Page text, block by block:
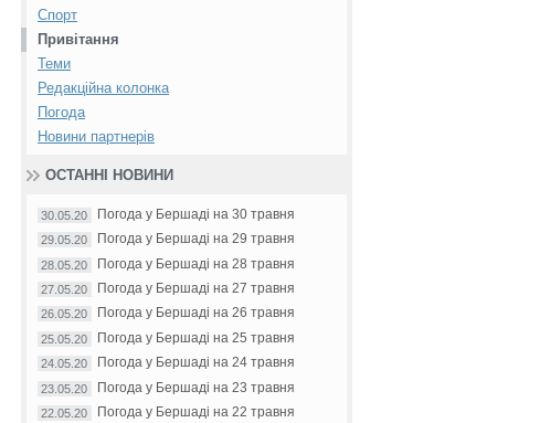
Спорт
Привітання
Теми
Редакційна колонка
Погода
Новини партнерів
ОСТАННІ НОВИНИ
30.05.20 Погода у Бершаді на 30 травня
29.05.20 Погода у Бершаді на 29 травня
28.05.20 Погода у Бершаді на 28 травня
27.05.20 Погода у Бершаді на 27 травня
26.05.20 Погода у Бершаді на 26 травня
25.05.20 Погода у Бершаді на 25 травня
24.05.20 Погода у Бершаді на 24 травня
23.05.20 Погода у Бершаді на 23 травня
22.05.20 Погода у Бершаді на 22 травня